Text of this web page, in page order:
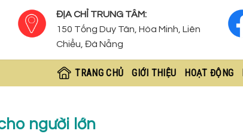
ĐỊA CHỈ TRUNG TÂM:
150 Tống Duy Tân, Hòa Minh, Liên
Chiểu, Đà Nẵng
TRANG CHỦ GIỚI THIỆU HOẠT ĐỘNG
người lớn